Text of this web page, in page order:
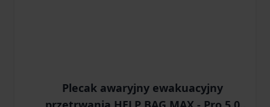
Plecak awaryjny ewakuacyjny